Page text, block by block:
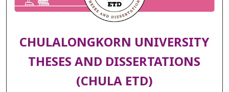
CHULALONGKORN UNIVERSITY
THESES AND DISSERTATIONS
(CHULA ETD)